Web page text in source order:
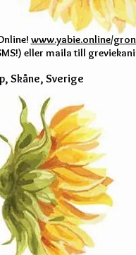
www.yabie.online/
eller maila till
Skåne, Sverige